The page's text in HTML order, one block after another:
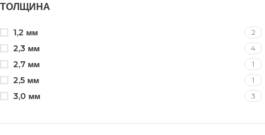
ТОЛЩИНА
1,2 мм 2
2,3 мм 4
2,7 мм 1
2,5 мм 1
3,0 мм 3